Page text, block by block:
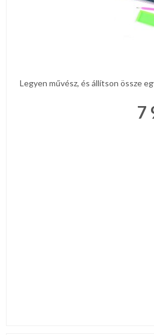
Legyen művész, és állítson össze
7